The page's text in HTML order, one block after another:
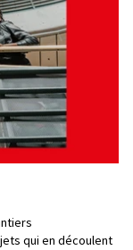
qui en découlent